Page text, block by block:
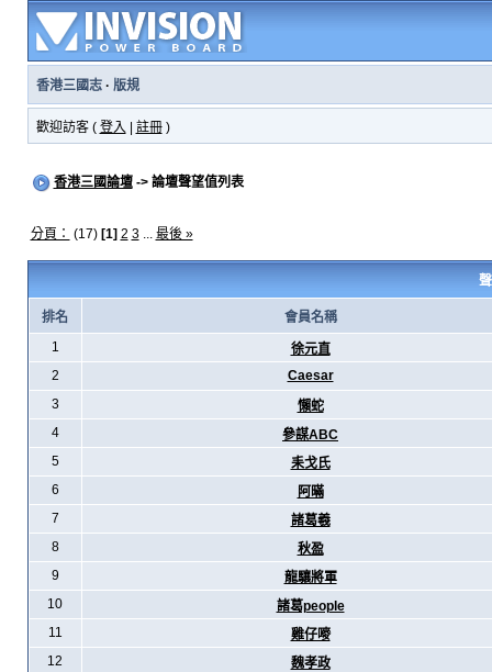
香港三國志· 版規
歡迎訪客 ( 登入 註冊)
香港三國論壇-> 論壇聲望值列表
分頁： (17) [1] 2 3... 最後 »
排名
會員名稱
1
徐元直
2
Caesar
3
懶蛇
4
參謀ABC
5
耒戈氏
6
阿暪
7
諸葛羲
8
秋盈
9
龍驤將軍
10
諸葛people
11
雞仔嘜
12
魏孝政